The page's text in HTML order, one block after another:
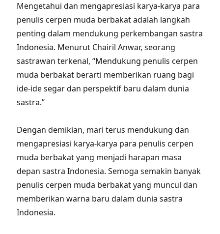
Mengetahui dan mengapresiasi karya-karya para
penulis cerpen muda berbakat adalah langkah
penting dalam mendukung perkembangan sastra
Indonesia. Menurut Chairil Anwar, seorang
sastrawan terkenal, “Mendukung penulis cerpen
muda berbakat berarti memberikan ruang bagi
ide-ide segar dan perspektif baru dalam dunia
sastra.”
Dengan demikian, mari terus mendukung dan
mengapresiasi karya-karya para penulis cerpen
muda berbakat yang menjadi harapan masa
depan sastra Indonesia. Semoga semakin banyak
penulis cerpen muda berbakat yang muncul dan
memberikan warna baru dalam dunia sastra
Indonesia.